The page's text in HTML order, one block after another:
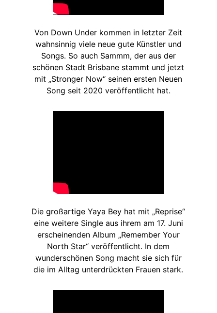
Von Down Under kommen in letzter Zeit
wahnsinnig viele neue gute Künstler und
Songs. So auch Sammm, der aus der
schönen Stadt Brisbane stammt und jetzt
mit „Stronger Now“ seinen ersten Neuen
Song seit 2020 veröffentlicht hat.
Die großartige Yaya Bey hat mit „Reprise“
eine weitere Single aus ihrem am 17. Juni
erscheinenden Album „Remember Your
North Star“ veröffentlicht. In dem
wunderschönen Song macht sie sich für
die im Alltag unterdrückten Frauen stark.